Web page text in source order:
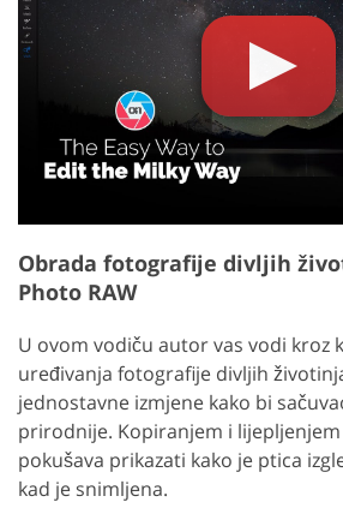
Obrada fotografije divljih
Photo RAW
U ovom vodiču autor vas vodi kroz
uređivanja fotografije divljih
jednostavne izmjene kako bi
prirodnije. Kopiranjem i
pokušava prikazati kako je ptica
kad je snimljena.